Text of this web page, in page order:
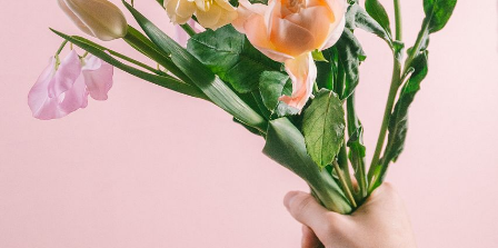
よくある質問
Q. 毎月自動でお花が届くサービスですか？
いいえ、毎月自動でお届けするサービスではありません。好
きな時に好きな花をご注文いただけます。
Q. 配送できないエリアはありますか？
ただいま沖縄・離島エリアへの配送には対応しておりませ
お花をベストなタイミングで発送しているため、お届け日の
指定はできません。受け取り時間帯は、発送後にクロネコヤ